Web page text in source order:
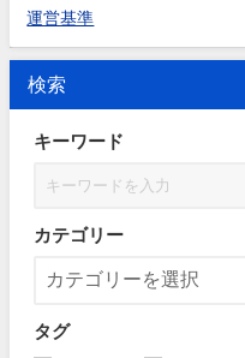
運営基準
検索
キーワード
カテゴリー
タグ